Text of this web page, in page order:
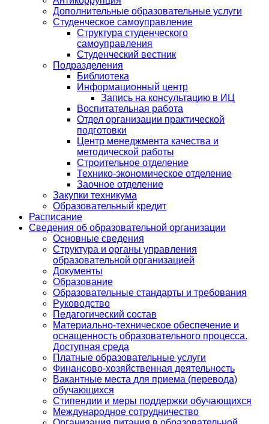
Дополнительные образовательные услуги
Студенческое самоуправление
Структура студенческого
самоуправления
Студенческий вестник
Подразделения
Библиотека
Информационный центр
Запись на консультацию в ИЦ
Воспитательная работа
Отдел организации практической
подготовки
Центр менеджмента качества и
методической работы
Строительное отделение
Технико-экономическое отделение
Заочное отделение
Закупки техникума
Образовательный кредит
Расписание
Сведения об образовательной организации
Основные сведения
Структура и органы управления
образовательной организацией
Документы
Образование
Образовательные стандарты и требования
Руководство
Педагогический состав
Материально-техническое обеспечение и
оснащенность образовательного процесса.
Доступная среда
Платные образовательные услуги
Финансово-хозяйственная деятельность
Вакантные места для приема (перевода)
обучающихся
Стипендии и меры поддержки обучающихся
Международное сотрудничество